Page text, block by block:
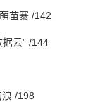
苗寨 /142
云” /144
浪 /198